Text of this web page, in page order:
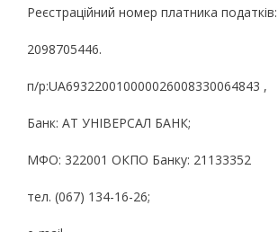
Реєстраційний номер платника податків:
2098705446.
п/р:UA693220010000026008330064843 ,
Банк: АТ УНІВЕРСАЛ БАНК;
МФО: 322001 ОКПО Банку: 21133352
тел. (067) 134-16-26;